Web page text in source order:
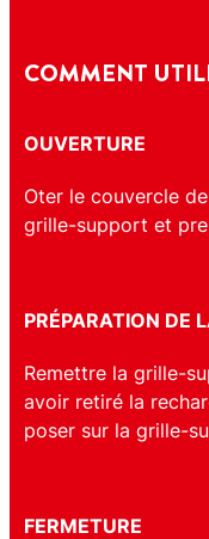
COMMENT
OUVERTURE
Oter le couvercle
grille-support et
PRÉPARATION DE
Remettre la grille-
avoir retiré la
poser sur la grille-
FERMETURE